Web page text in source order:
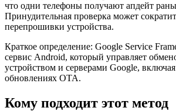
что одни телефоны получают апдейт
Принудительная проверка может
перепрошивки устройства.
Краткое определение: Google Service
сервис Android, который управляет
устройством и серверами Google,
обновлениях OTA.
Кому подходит этот метод